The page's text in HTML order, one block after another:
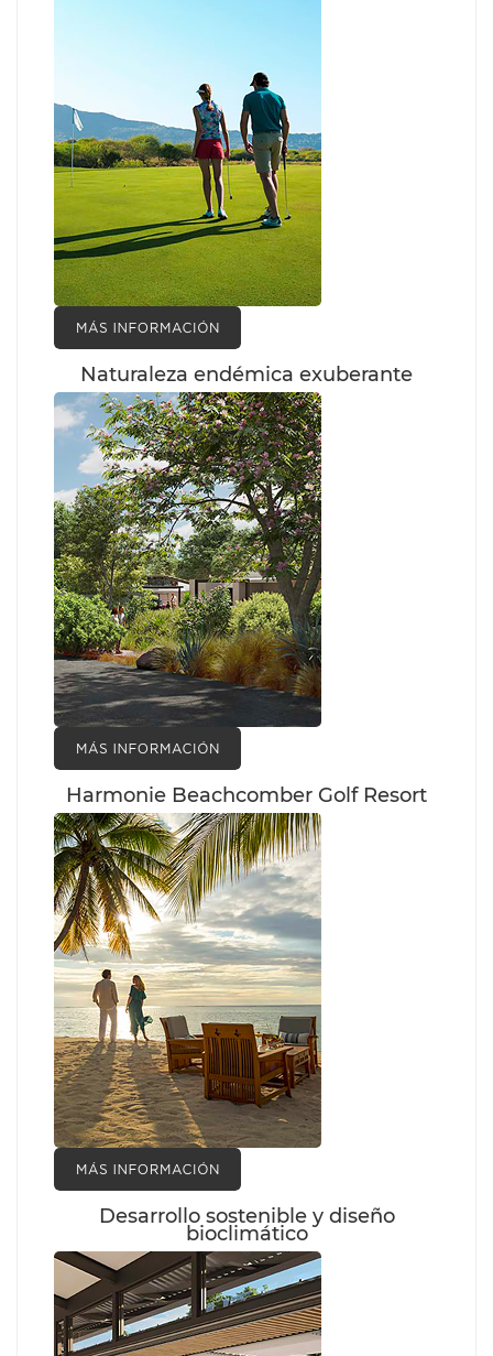
Naturaleza endémica exuberante
Harmonie Beachcomber Golf Resort
Desarrollo sostenible y diseño
bioclimático